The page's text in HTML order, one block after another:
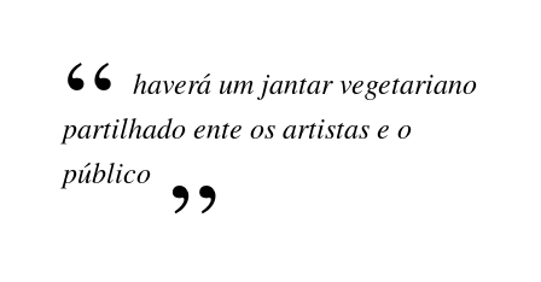
haverá um jantar vegetariano
partilhado ente os artistas e o
público